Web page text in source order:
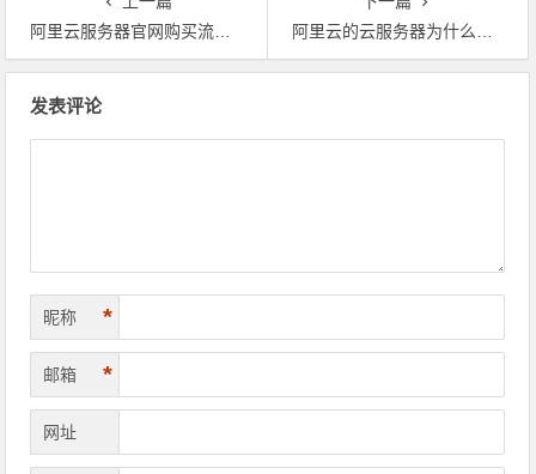
阿里云服务器官网购买流程完整版图文教程
阿里云的云服务器为什么受欢迎（价格，口碑、质量和服务分析）
发表评论
昵称 *
邮箱 *
网址